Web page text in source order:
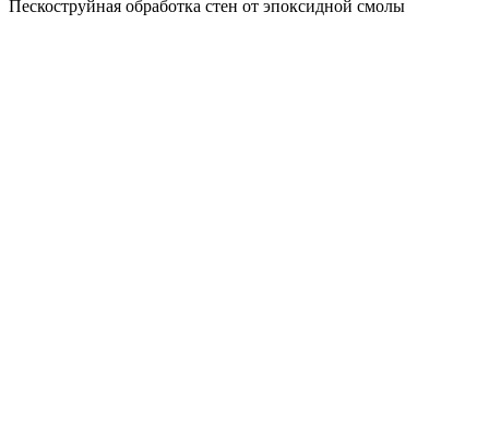
Пескоструйная обработка стен от эпоксидной смолы